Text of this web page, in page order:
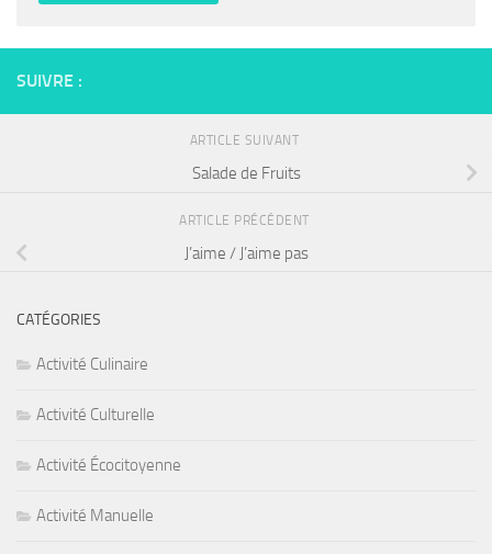
SUIVRE :
ARTICLE SUIVANT
Salade de Fruits
ARTICLE PRÉCÉDENT
J’aime / J’aime pas
CATÉGORIES
Activité Culinaire
Activité Culturelle
Activité Écocitoyenne
Activité Manuelle